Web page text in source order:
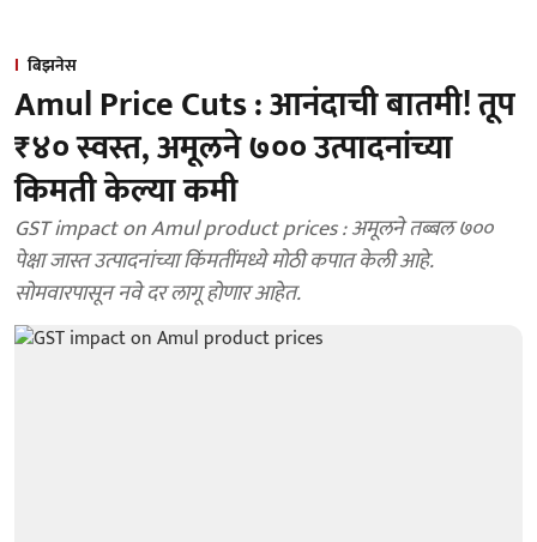
बिझनेस
Amul Price Cuts : आनंदाची बातमी! तूप
₹४० स्वस्त, अमूलने ७०० उत्पादनांच्या
किमती केल्या कमी
GST impact on Amul product prices : अमूलने तब्बल ७००
पेक्षा जास्त उत्पादनांच्या किंमतींमध्ये मोठी कपात केली आहे.
सोमवारपासून नवे दर लागू होणार आहेत.